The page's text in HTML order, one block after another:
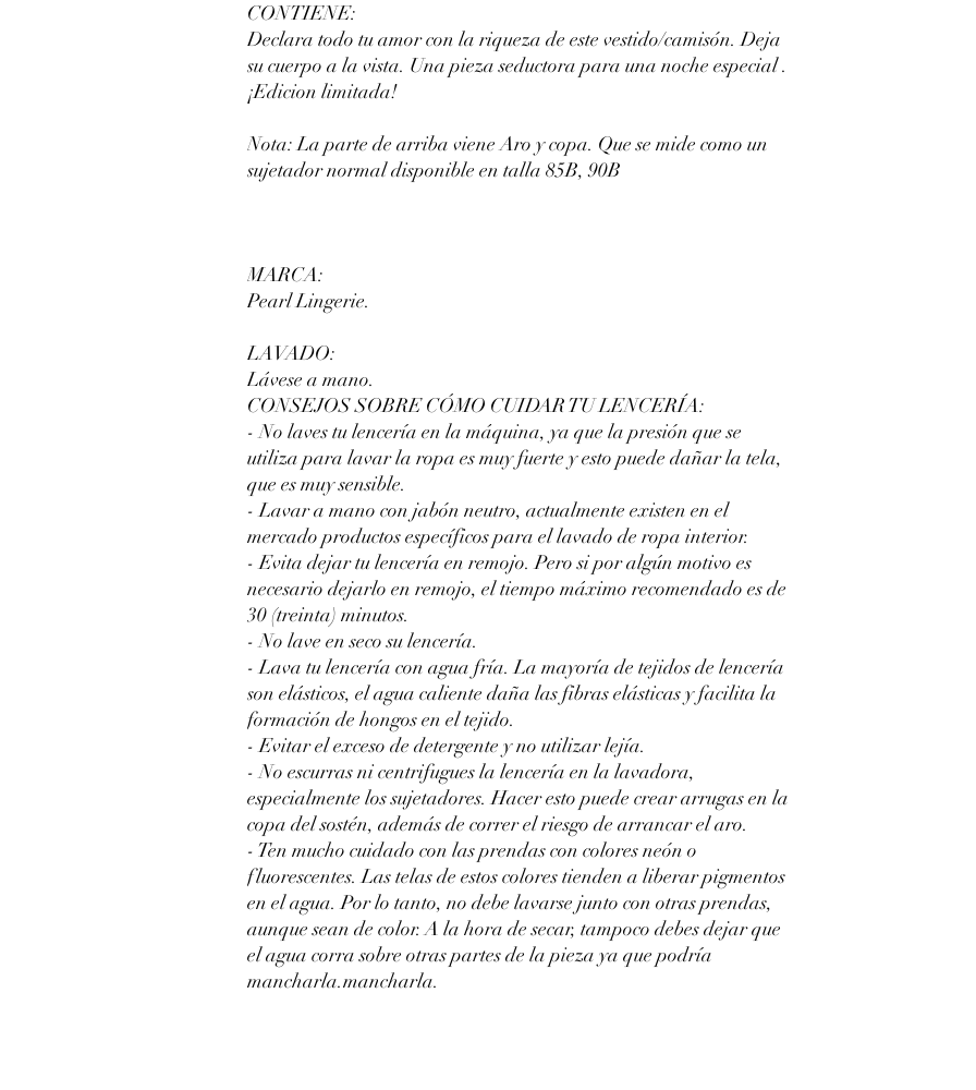
CONTIENE:
Declara todo tu amor con la riqueza de este vestido/camisón. Deja
su cuerpo a la vista. Una pieza seductora para una noche especial .
¡Edicion limitada!
Nota: La parte de arriba viene Aro y copa. Que se mide como un
sujetador normal disponible en talla 85B, 90B
MARCA:
Pearl Lingerie.
LAVADO:
Lávese a mano.
CONSEJOS SOBRE CÓMO CUIDAR TU LENCERÍA:
- No laves tu lencería en la máquina, ya que la presión que se
utiliza para lavar la ropa es muy fuerte y esto puede dañar la tela,
que es muy sensible.
- Lavar a mano con jabón neutro, actualmente existen en el
mercado productos específicos para el lavado de ropa interior.
- Evita dejar tu lencería en remojo. Pero si por algún motivo es
necesario dejarlo en remojo, el tiempo máximo recomendado es de
30 (treinta) minutos.
- No lave en seco su lencería.
- Lava tu lencería con agua fría. La mayoría de tejidos de lencería
son elásticos, el agua caliente daña las fibras elásticas y facilita la
formación de hongos en el tejido.
- Evitar el exceso de detergente y no utilizar lejía.
- No escurras ni centrifugues la lencería en la lavadora,
especialmente los sujetadores. Hacer esto puede crear arrugas en la
copa del sostén, además de correr el riesgo de arrancar el aro.
- Ten mucho cuidado con las prendas con colores neón o
fluorescentes. Las telas de estos colores tienden a liberar pigmentos
en el agua. Por lo tanto, no debe lavarse junto con otras prendas,
aunque sean de color. A la hora de secar, tampoco debes dejar que
el agua corra sobre otras partes de la pieza ya que podría
mancharla.mancharla.